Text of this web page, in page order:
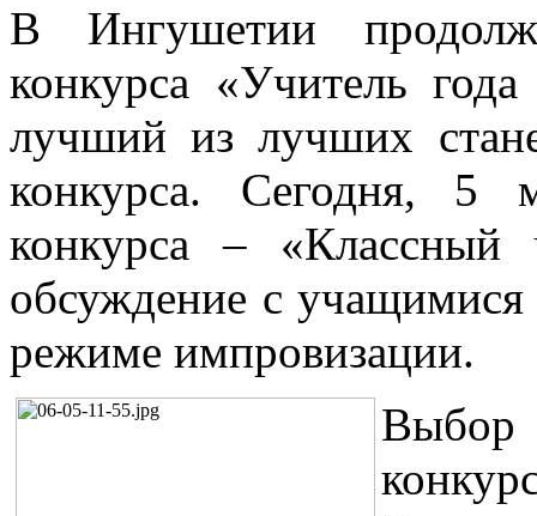
В Ингушетии
конкурса «Учитель
лучший из лучших
конкурса. Сегодня, 5
конкурса – «Классный
обсуждение с учащимися
режиме импровизации.
Выбор